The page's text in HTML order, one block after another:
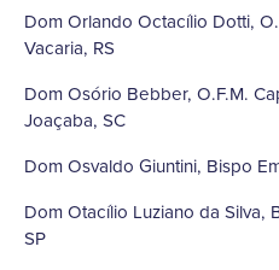
Dom Orlando Octacílio Dotti,
Vacaria, RS
Dom Osório Bebber, O.F.M.
Joaçaba, SC
Dom Osvaldo Giuntini, Bispo
Dom Otacílio Luziano da Silva,
SP